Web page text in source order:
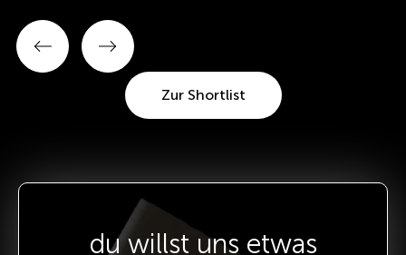
Zur Shortlist
du willst uns etwas